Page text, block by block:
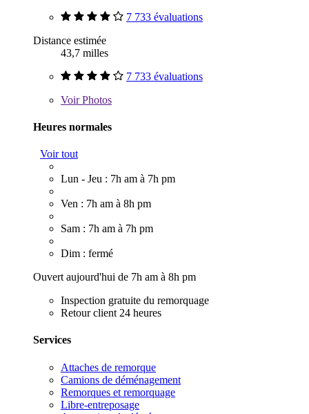
7 733 évaluations
Distance estimée
43,7 milles
7 733 évaluations
VoirPhotos
Heures normales
Voir tout
Lun - Jeu : 7h am à 7h pm
Ven : 7h am à 8h pm
Sam : 7h am à 7h pm
Dim : fermé
Ouvert aujourd'hui de 7h am à 8h pm
Inspection gratuite du remorquage
Retour client 24 heures
Services
Attaches de remorque
Camions de déménagement
Remorques et remorquage
Libre-entreposage